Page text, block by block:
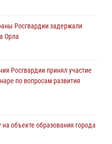
Росгвардии задержали
Орла
Росгвардии принял участие
по вопросам развития
объекте образования города